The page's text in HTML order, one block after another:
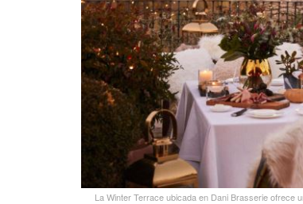
La Winter Terrace ubicada en Dani Brasserie ofrece